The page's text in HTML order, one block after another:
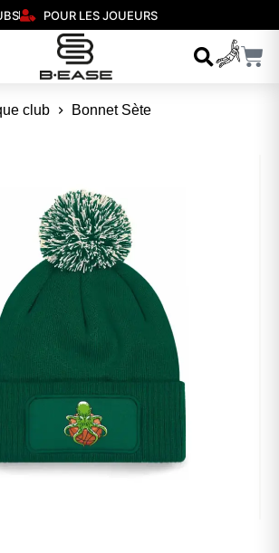
POUR LES JOUEURS
club Bonnet Sète